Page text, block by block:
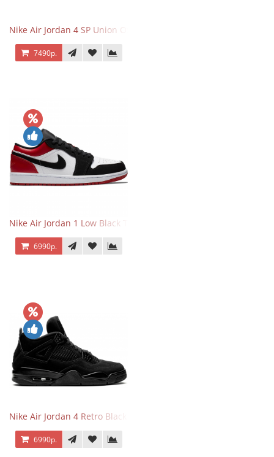
Nike Air Jordan 4 SP Union Off Noir
7490р.
Nike Air Jordan 1 Low Black Toe
6990р.
Nike Air Jordan 4 Retro Black Cat
6990р.